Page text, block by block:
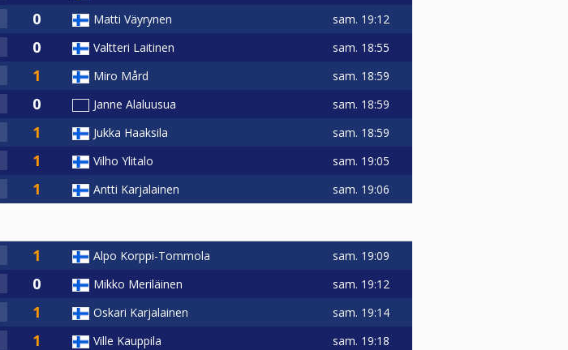
Matti Väyrynen sam. 19:12
Valtteri Laitinen sam. 18:55
Miro Mård sam. 18:59
Janne Alaluusua sam. 18:59
Jukka Haaksila sam. 18:59
Vilho Ylitalo sam. 19:05
Antti Karjalainen sam. 19:06
Alpo Korppi-Tommola sam. 19:09
Mikko Meriläinen sam. 19:12
Oskari Karjalainen sam. 19:14
Ville Kauppila sam. 19:18